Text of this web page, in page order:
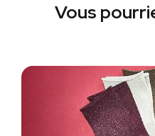
Vous